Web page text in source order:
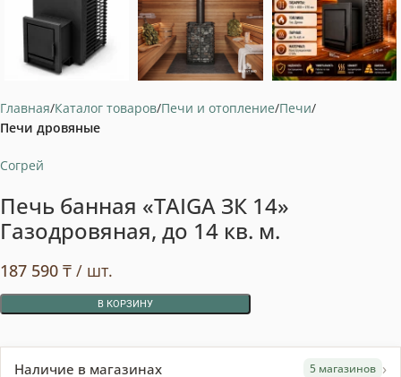
Главная Каталог товаров Печи и отопление Печи
Печи дровяные
Согрей
Печь банная «TAIGA ЗК 14»
Газодровяная, до 14 кв. м.
187 590 ₸ / шт.
В КОРЗИНУ
Наличие в магазинах 5 магазинов ›